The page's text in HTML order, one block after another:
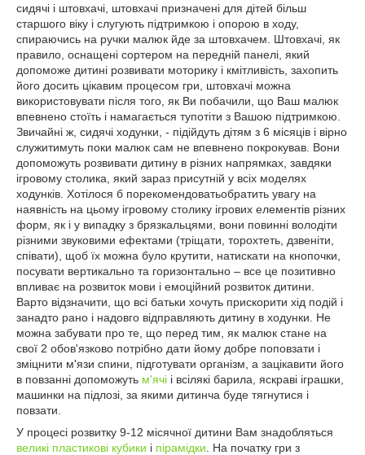
сидячі і штовхачі, штовхачі призначені для дітей більш
старшого віку і слугують підтримкою і опорою в ходу,
спираючись на ручки малюк йде за штовхачем. Штовхачі, як
правило, оснащені сортером на передній панелі, який
допоможе дитині розвивати моторику і кмітливість, захопить
його досить цікавим процесом гри, штовхачі можна
використовувати після того, як Ви побачили, що Ваш малюк
впевнено стоїть і намагається тупотіти з Вашою підтримкою.
Звичайні ж, сидячі ходунки, - підійдуть дітям з 6 місяців і вірно
служитимуть поки малюк сам не впевнено покрокував. Вони
допоможуть розвивати дитину в різних напрямках, завдяки
ігровому столика, який зараз присутній у всіх моделях
ходунків. Хотілося б порекомендоватьобратить увагу на
наявність на цьому ігровому столику ігрових елементів різних
форм, як і у випадку з брязкальцями, вони повинні володіти
різними звуковими ефектами (тріщати, торохтеть, дзвеніти,
співати), щоб їх можна було крутити, натискати на кнопочки,
посувати вертикально та горизонтально – все це позитивно
впливає на розвиток мови і емоційний розвиток дитини.
Варто відзначити, що всі батьки хочуть прискорити хід подій і
занадто рано і надовго відправляють дитину в ходунки. Не
можна забувати про те, що перед тим, як малюк стане на
свої 2 обов'язково потрібно дати йому добре поповзати і
зміцнити м'язи спини, підготувати організм, а зацікавити його
в повзанні допоможуть м'ячі і всілякі барила, яскраві іграшки,
машинки на підлозі, за якими дитинча буде тягнутися і
повзати.
У процесі розвитку 9-12 місячної дитини Вам знадобляться
великі пластикові кубики і пірамідки . На початку гри з